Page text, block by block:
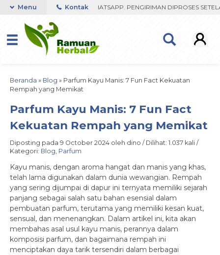
RESPON ORDER VIA WHATSAPP. PENGIRIMAN DIPROSES SETELAH
Menu Kontak
Beranda » Blog » Parfum Kayu Manis: 7 Fun Fact Kekuatan
Rempah yang Memikat
Parfum Kayu Manis: 7 Fun Fact
Kekuatan Rempah yang Memikat
Diposting pada 9 October 2024 oleh dino / Dilihat: 1.037 kali /
Kategori: Blog, Parfum
Kayu manis, dengan aroma hangat dan manis yang khas,
telah lama digunakan dalam dunia wewangian. Rempah
yang sering dijumpai di dapur ini ternyata memiliki sejarah
panjang sebagai salah satu bahan esensial dalam
pembuatan parfum, terutama yang memiliki kesan kuat,
sensual, dan menenangkan. Dalam artikel ini, kita akan
membahas asal usul kayu manis, perannya dalam
komposisi parfum, dan bagaimana rempah ini
menciptakan daya tarik tersendiri dalam berbagai